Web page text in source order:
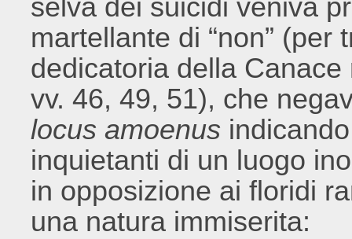
selva dei suicidi veniva
martellante di “non”
dedicatoria della
vv. 46, 49, 51), che
locus amoenus
inquietanti di un luogo
in opposizione ai floridi
una natura immiserita: